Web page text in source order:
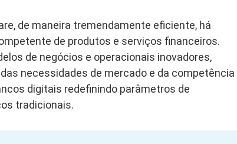
de maneira tremendamente eficiente, há
de produtos e serviços financeiros.
de negócios e operacionais inovadores,
necessidades de mercado e da competência
digitais redefinindo parâmetros de
tradicionais.